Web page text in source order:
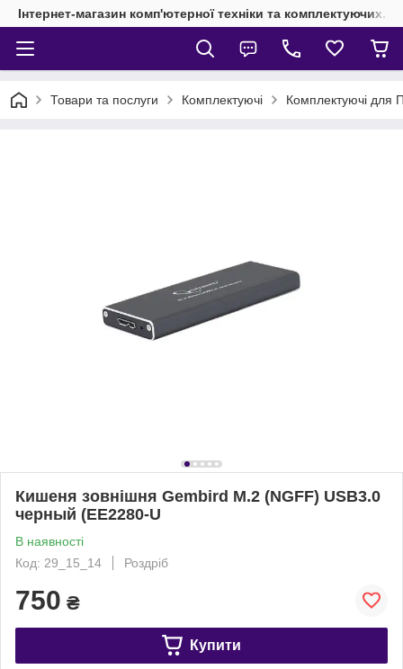
Інтернет-магазин комп'ютерної техніки та комплектуючих.
Товари та послуги Комплектуючі Комплектуючі для
Кишеня зовнішня Gembird M.2 (NGFF) USB3.0
черный (EE2280-U
В наявності
Код: 29_15_14
Роздріб
750 ₴
Купити